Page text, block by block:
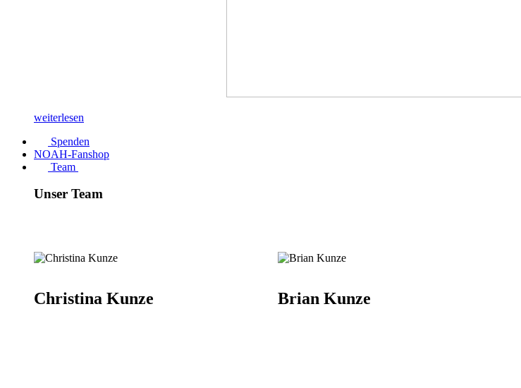
weiterlesen
Spenden
NOAH-Fanshop
Team
Unser Team
Christina Kunze Brian Kunze